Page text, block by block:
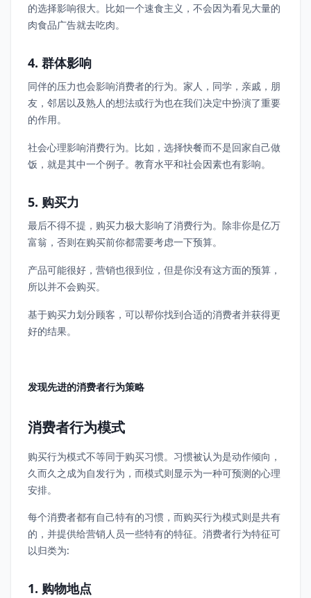
的选择影响很大。比如一个速食主义，不会因为看见大量的
肉食品广告就去吃肉。
4. 群体影响
同伴的压力也会影响消费者的行为。家人，同学，亲戚，朋
友，邻居以及熟人的想法或行为也在我们决定中扮演了重要
的作用。
社会心理影响消费行为。比如，选择快餐而不是回家自己做
饭，就是其中一个例子。教育水平和社会因素也有影响。
5. 购买力
最后不得不提，购买力极大影响了消费行为。除非你是亿万
富翁，否则在购买前你都需要考虑一下预算。
产品可能很好，营销也很到位，但是你没有这方面的预算，
所以并不会购买。
基于购买力划分顾客，可以帮你找到合适的消费者并获得更
好的结果。
发现先进的消费者行为策略
消费者行为模式
购买行为模式不等同于购买习惯。习惯被认为是动作倾向，
久而久之成为自发行为，而模式则显示为一种可预测的心理
安排。
每个消费者都有自己特有的习惯，而购买行为模式则是共有
的，并提供给营销人员一些特有的特征。消费者行为特征可
以归类为:
1. 购物地点